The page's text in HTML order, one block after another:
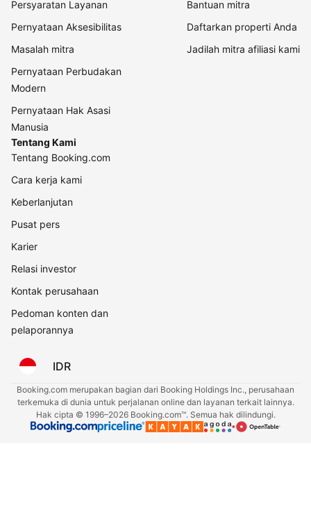
Persyaratan Layanan
Pernyataan Aksesibilitas
Masalah mitra
Pernyataan Perbudakan
Modern
Pernyataan Hak Asasi
Manusia
Bantuan mitra
Daftarkan properti Anda
Jadilah mitra afiliasi kami
Tentang Kami
Tentang Booking.com
Cara kerja kami
Keberlanjutan
Pusat pers
Karier
Relasi investor
Kontak perusahaan
Pedoman konten dan
pelaporannya
IDR
Booking.com merupakan bagian dari Booking Holdings Inc., perusahaan
terkemuka di dunia untuk perjalanan online dan layanan terkait lainnya.
Hak cipta © 1996–2026 Booking.com™. Semua hak dilindungi.